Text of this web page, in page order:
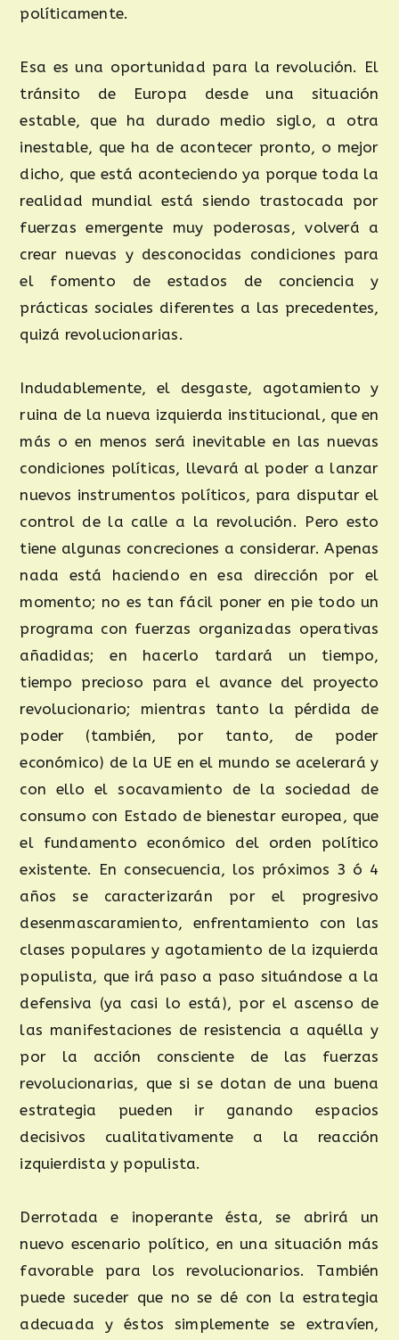
políticamente.
Esa es una oportunidad para la revolución. El
tránsito de Europa desde una situación
estable, que ha durado medio siglo, a otra
inestable, que ha de acontecer pronto, o mejor
dicho, que está aconteciendo ya porque toda la
realidad mundial está siendo trastocada por
fuerzas emergente muy poderosas, volverá a
crear nuevas y desconocidas condiciones para
el fomento de estados de conciencia y
prácticas sociales diferentes a las precedentes,
quizá revolucionarias.
Indudablemente, el desgaste, agotamiento y
ruina de la nueva izquierda institucional, que en
más o en menos será inevitable en las nuevas
condiciones políticas, llevará al poder a lanzar
nuevos instrumentos políticos, para disputar el
control de la calle a la revolución. Pero esto
tiene algunas concreciones a considerar. Apenas
nada está haciendo en esa dirección por el
momento; no es tan fácil poner en pie todo un
programa con fuerzas organizadas operativas
añadidas; en hacerlo tardará un tiempo,
tiempo precioso para el avance del proyecto
revolucionario; mientras tanto la pérdida de
poder (también, por tanto, de poder
económico) de la UE en el mundo se acelerará y
con ello el socavamiento de la sociedad de
consumo con Estado de bienestar europea, que
el fundamento económico del orden político
existente. En consecuencia, los próximos 3 ó 4
años se caracterizarán por el progresivo
desenmascaramiento, enfrentamiento con las
clases populares y agotamiento de la izquierda
populista, que irá paso a paso situándose a la
defensiva (ya casi lo está), por el ascenso de
las manifestaciones de resistencia a aquélla y
por la acción consciente de las fuerzas
revolucionarias, que si se dotan de una buena
estrategia pueden ir ganando espacios
decisivos cualitativamente a la reacción
izquierdista y populista.
Derrotada e inoperante ésta, se abrirá un
nuevo escenario político, en una situación más
favorable para los revolucionarios. También
puede suceder que no se dé con la estrategia
adecuada y éstos simplemente se extravíen,